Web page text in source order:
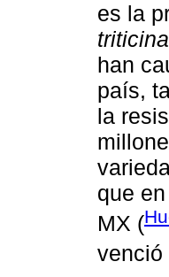
es la
triticina
han
país,
la
que
MX (
venció